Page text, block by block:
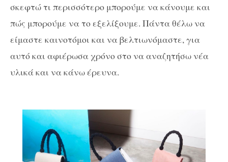
σκεφτώ τι περισσότερο μπορούμε να κάνουμε και
πώς μπορούμε να το εξελίξουμε. Πάντα θέλω να
είμαστε καινοτόμοι και να βελτιωνόμαστε, για
αυτό και αφιέρωσα χρόνο στο να αναζητήσω νέα
υλικά και να κάνω έρευνα.